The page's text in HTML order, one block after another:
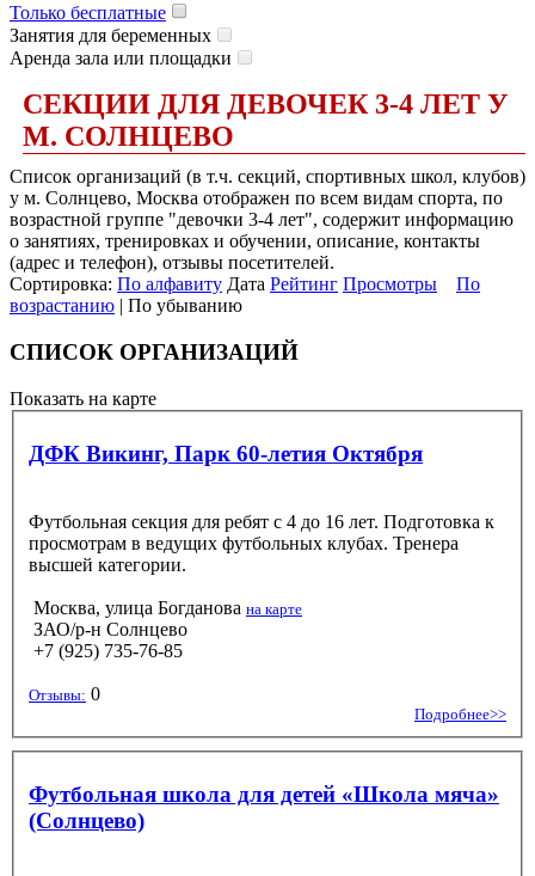
Только бесплатные
Занятия для беременных
Аренда зала или площадки
СЕКЦИИ ДЛЯ ДЕВОЧЕК 3-4 ЛЕТ У
М. СОЛНЦЕВО
Список организаций (в т.ч. секций, спортивных школ, клубов)
у м. Солнцево, Москва отображен по всем видам спорта, по
возрастной группе "девочки 3-4 лет", содержит информацию
о занятиях, тренировках и обучении, описание, контакты
(адрес и телефон), отзывы посетителей.
Сортировка: По алфавиту Дата Рейтинг Просмотры
По
возрастанию | По убыванию
СПИСОК ОРГАНИЗАЦИЙ
Показать на карте
ДФК Викинг, Парк 60-летия Октября
Футбольная секция для ребят с 4 до 16 лет. Подготовка к
просмотрам в ведущих футбольных клубах. Тренера
высшей категории.
Москва, улица Богданова на карте
ЗАО/р-н Солнцево
+7 (925) 735-76-85
Отзывы: 0
Подробнее>>
Футбольная школа для детей «Школа мяча»
(Солнцево)